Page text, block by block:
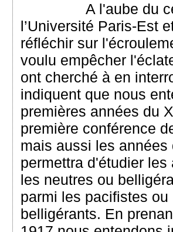
A l'aube du
l’Université Paris-Est
réfléchir sur
voulu empêcher
ont cherché à en
indiquent que nous
premières années du
première conférence
mais aussi les
permettra d'étudier
les neutres ou
parmi les pacifistes
belligérants. En